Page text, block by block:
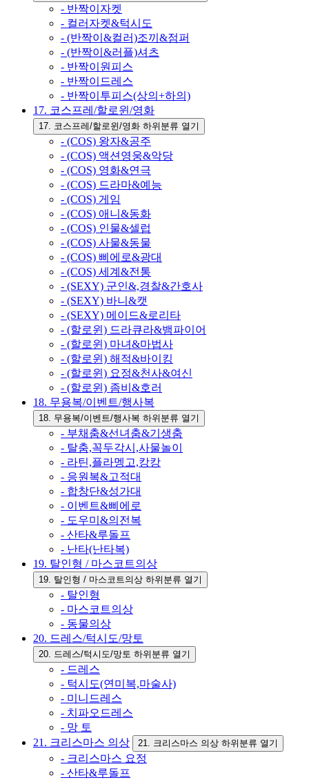
- 반짝이자켓
- 컬러자켓&턱시도
- (반짝이&컬러)조끼&점퍼
- (반짝이&러플)셔츠
- 반짝이원피스
- 반짝이드레스
- 반짝이투피스(상의+하의)
17. 코스프레/할로윈/영화
17. 코스프레/할로윈/영화 하위분류 열기
- (COS) 왕자&공주
- (COS) 액션영웅&악당
- (COS) 영화&연극
- (COS) 드라마&예능
- (COS) 게임
- (COS) 애니&동화
- (COS) 인물&셀럽
- (COS) 사물&동물
- (COS) 삐에로&광대
- (COS) 세계&전통
- (SEXY) 군인&,경찰&간호사
- (SEXY) 바니&캣
- (SEXY) 메이드&로리타
- (할로윈) 드라큐라&뱀파이어
- (할로윈) 마녀&마법사
- (할로윈) 해적&바이킹
- (할로윈) 요정&천사&여신
- (할로윈) 좀비&호러
18. 무용복/이벤트/행사복
18. 무용복/이벤트/행사복 하위분류 열기
- 부채춤&선녀춤&기생춤
- 탈춤,꼭두각시,사물놀이
- 라틴,플라멩고,캉캉
- 응원복&고적대
- 합창단&성가대
- 이벤트&삐에로
- 도우미&의전복
- 산타&루돌프
- 난타(난타복)
19. 탈인형 / 마스코트의상
19. 탈인형 / 마스코트의상 하위분류 열기
- 탈인형
- 마스코트의상
- 동물의상
20. 드레스/턱시도/망토
20. 드레스/턱시도/망토 하위분류 열기
- 드레스
- 턱시도(연미복,마술사)
- 미니드레스
- 치파오드레스
- 망 토
21. 크리스마스 의상
21. 크리스마스 의상 하위분류 열기
- 크리스마스 요정
- 산타&루돌프